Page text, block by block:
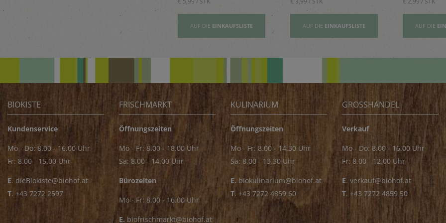
AUF DIE EINKAUFSLISTE AUF DIE EINKAUFSLISTE AUF DIE
BIOKISTE
Kundenservice
Mo - Do: 8.00 - 16.00 Uhr
Fr: 8.00 - 15.00 Uhr
E. dieBiokiste@biohof.at
T. +43 7272 2597
FRISCHMARKT
Öffnungszeiten
Mo - Fr: 8.00 - 18.00 Uhr
Sa: 8.00 - 14.00 Uhr
Bürozeiten
Mo - Fr: 8.00 - 16.00 Uhr
E. biofrischmarkt@biohof.at
KULINARIUM
Öffnungszeiten
Mo - Fr: 8.00 - 14.30 Uhr
Sa: 8.00 - 13.30 Uhr
E. biokulinarium@biohof.at
T. +43 7272 4859 60
GROSSHANDEL
Verkauf
Mo - Do: 8.00 - 16.00 Uhr
Fr: 8.00 - 12.00 Uhr
E. verkauf@biohof.at
T. +43 7272 4859 50